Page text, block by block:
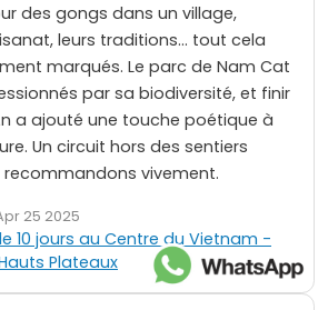
des gongs dans un village,
leurs traditions… tout cela
marqués. Le parc de Nam Cat
par sa biodiversité, et finir
a ajouté une touche poétique à
Un circuit hors des sentiers
vivement.
25 2025
10 jours au Centre du Vietnam -
Plateaux